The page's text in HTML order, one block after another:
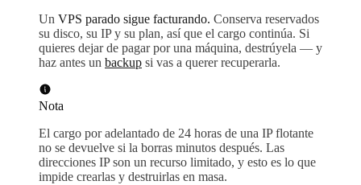
Un VPS parado sigue facturando. Conserva reservados
su disco, su IP y su plan, así que el cargo continúa. Si
quieres dejar de pagar por una máquina, destrúyela — y
haz antes un backup si vas a querer recuperarla.
Nota
El cargo por adelantado de 24 horas de una IP flotante
no se devuelve si la borras minutos después. Las
direcciones IP son un recurso limitado, y esto es lo que
impide crearlas y destruirlas en masa.